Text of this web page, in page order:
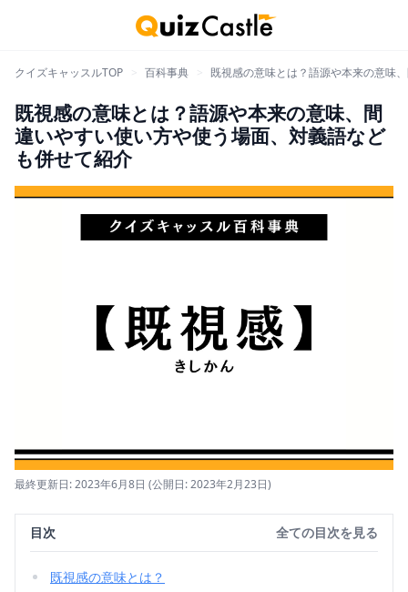
クイズキャッスルTOP 百科事典 既視感の意味とは？語源や本来の意味
既視感の意味とは？語源や本来の意味、間
違いやすい使い方や使う場面、対義語など
も併せて紹介
最終更新日: 2023年6月8日 (公開日: 2023年2月23日)
目次
既視感の意味とは？
全ての目次を見る